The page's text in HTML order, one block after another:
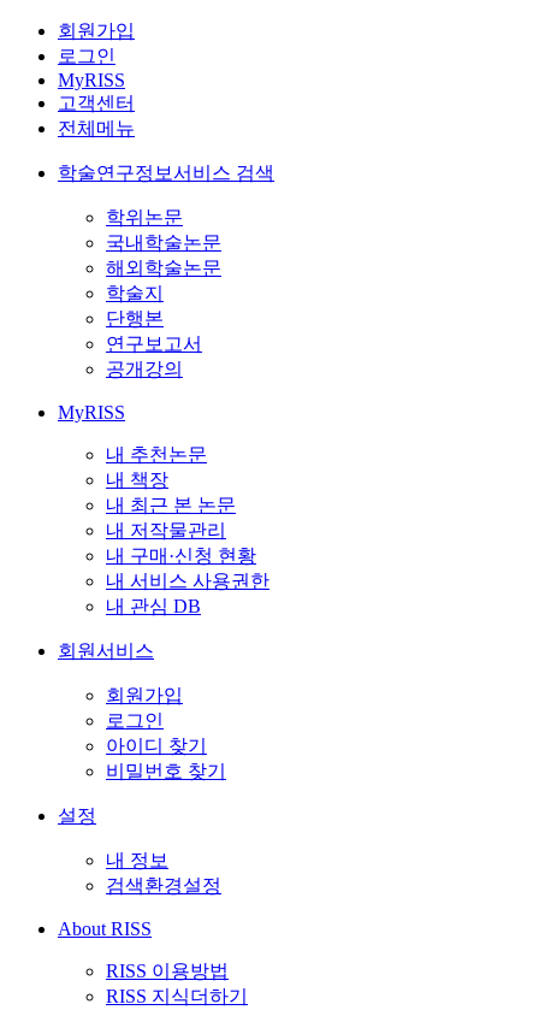
회원가입
로그인
MyRISS
고객센터
전체메뉴
학술연구정보서비스 검색
학위논문
국내학술논문
해외학술논문
학술지
단행본
연구보고서
공개강의
MyRISS
내 추천논문
내 책장
내 최근 본 논문
내 저작물관리
내 구매·신청 현황
내 서비스 사용권한
내 관심 DB
회원서비스
회원가입
로그인
아이디 찾기
비밀번호 찾기
설정
내 정보
검색환경설정
About RISS
RISS 이용방법
RISS 지식더하기